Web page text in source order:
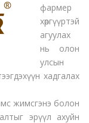
фармер
хөргүүртэй
агуулах
нь олон
улсын
хадгалах
жимсгэнэ болон
эрүүл ахуйн